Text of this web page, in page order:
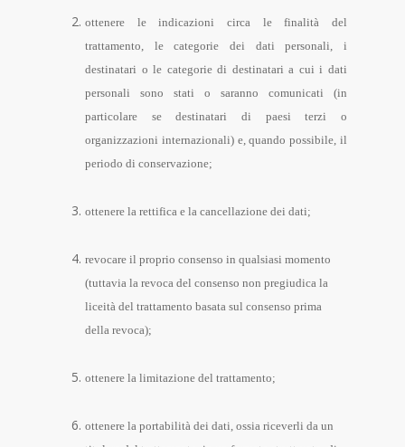
ottenere le indicazioni circa le finalità del
trattamento, le categorie dei dati personali, i
destinatari o le categorie di destinatari a cui i dati
personali sono stati o saranno comunicati (in
particolare se destinatari di paesi terzi o
organizzazioni internazionali) e, quando possibile, il
periodo di conservazione;
ottenere la rettifica e la cancellazione dei dati;
revocare il proprio consenso in qualsiasi momento
(tuttavia la revoca del consenso non pregiudica la
liceità del trattamento basata sul consenso prima
della revoca);
ottenere la limitazione del trattamento;
ottenere la portabilità dei dati, ossia riceverli da un